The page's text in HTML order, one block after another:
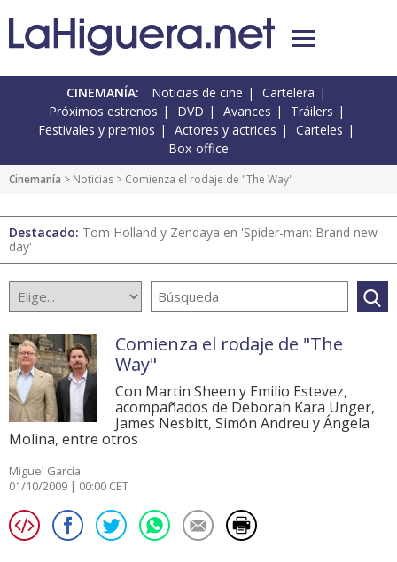
CINEMANÍA: Noticias de cine
Cartelera
Próximos estrenos
DVD Avances
Tráilers
Festivales y premios
Actores y actrices
Carteles
Box-office
Cinemanía > Noticias > Comienza el rodaje de "The Way"
Destacado: Tom Holland y Zendaya en 'Spider-man: Brand new
day'
Comienza el rodaje de "The
Way"
Con Martin Sheen y Emilio Estevez,
acompañados de Deborah Kara Unger,
James Nesbitt, Simón Andreu y Ángela
Molina, entre otros
Miguel García
01/10/2009 | 00:00 CET